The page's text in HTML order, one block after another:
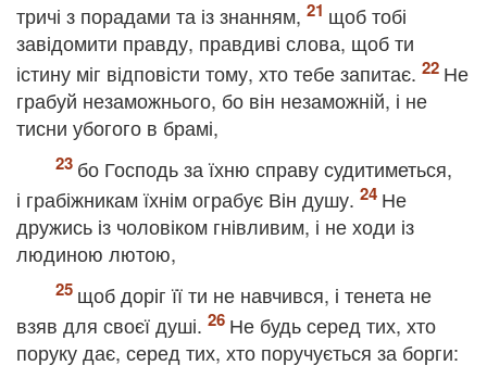
тричі з порадами та із знанням,
щоб тобі
завідомити правду, правдиві слова, щоб ти
істину міг відповісти тому, хто тебе запитає.
Не
грабуй незаможнього, бо він незаможній, і не
тисни убогого в брамі,
бо Господь за їхню справу судитиметься,
і грабіжникам їхнім ограбує Він душу.
Не
дружись із чоловіком гнівливим, і не ходи із
людиною лютою,
щоб доріг її ти не навчився, і тенета не
взяв для своєї душі.
Не будь серед тих, хто
поруку дає, серед тих, хто поручується за борги: